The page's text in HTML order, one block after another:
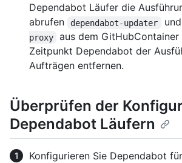
Dependabot Läufer die
abrufen
dependabot-updater und
proxy
aus dem
Zeitpunkt Dependabot der
Aufträgen entfernen.
Überprüfen der
Dependabot Läufern
Konfigurieren Sie Dependabot